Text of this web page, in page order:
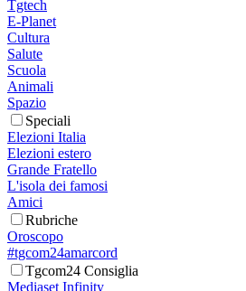
Tgtech
E-Planet
Cultura
Salute
Scuola
Animali
Spazio
Speciali
Elezioni Italia
Elezioni estero
Grande Fratello
L'isola dei famosi
Amici
Rubriche
Oroscopo
#tgcom24amarcord
Tgcom24 Consiglia
Mediaset Infinity